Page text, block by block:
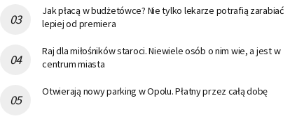
Jak płacą w budżetówce? Nie tylko lekarze potrafią zarabiać
lepiej od premiera
Raj dla miłośników staroci. Niewiele osób o nim wie, a jest w
centrum miasta
Otwierają nowy parking w Opolu. Płatny przez całą dobę